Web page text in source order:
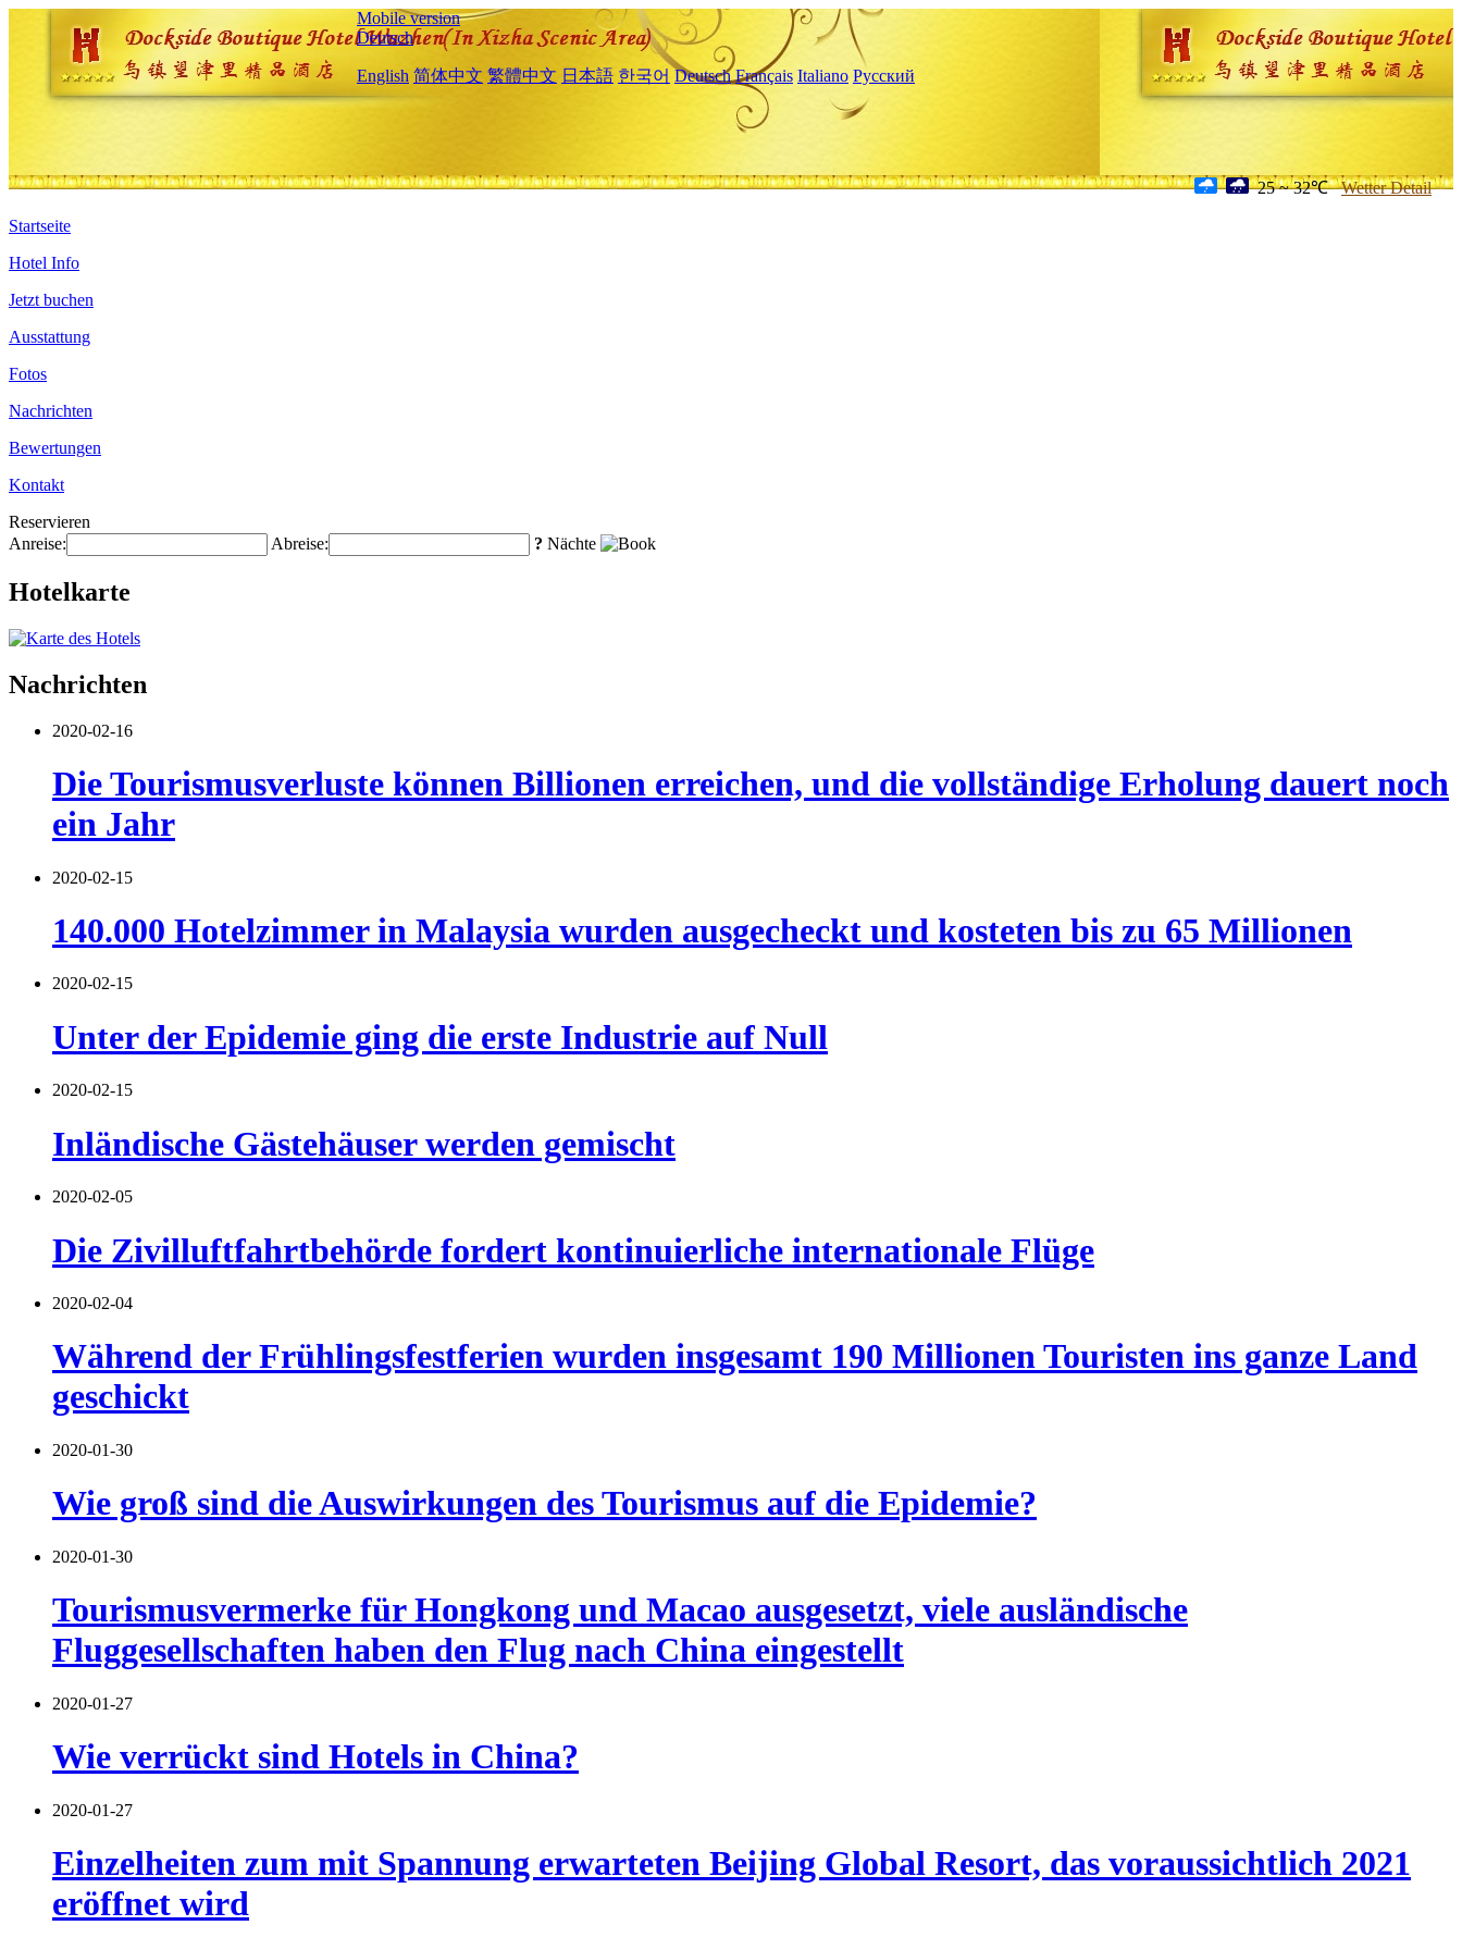
Mobile version
Deutsch
English 简体中文 繁體中文 日本語 한국어 Deutsch Français Italiano Русский
25 ~ 32℃ Wetter Detail
Startseite
Hotel Info
Jetzt buchen
Ausstattung
Fotos
Nachrichten
Bewertungen
Kontakt
Reservieren
Anreise:
Abreise: ? Nächte
Hotelkarte
Nachrichten
2020-02-16
Die Tourismusverluste können Billionen erreichen, und die vollständige Erholung dauert noch
ein Jahr
2020-02-15
140.000 Hotelzimmer in Malaysia wurden ausgecheckt und kosteten bis zu 65 Millionen
2020-02-15
Unter der Epidemie ging die erste Industrie auf Null
2020-02-15
Inländische Gästehäuser werden gemischt
2020-02-05
Die Zivilluftfahrtbehörde fordert kontinuierliche internationale Flüge
2020-02-04
Während der Frühlingsfestferien wurden insgesamt 190 Millionen Touristen ins ganze Land
geschickt
2020-01-30
Wie groß sind die Auswirkungen des Tourismus auf die Epidemie?
2020-01-30
Tourismusvermerke für Hongkong und Macao ausgesetzt, viele ausländische
Fluggesellschaften haben den Flug nach China eingestellt
2020-01-27
Wie verrückt sind Hotels in China?
2020-01-27
Einzelheiten zum mit Spannung erwarteten Beijing Global Resort, das voraussichtlich 2021
eröffnet wird